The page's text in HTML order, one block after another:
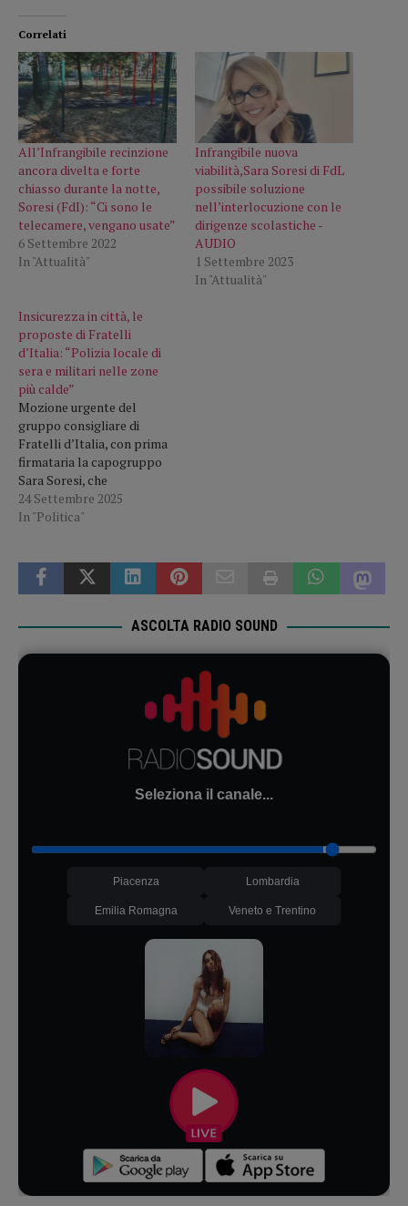
Correlati
All’Infrangibile recinzione
ancora divelta e forte
chiasso durante la notte,
Soresi (FdI): “Ci sono le
telecamere, vengano usate”
6 Settembre 2022
In "Attualità"
Infrangibile nuova
viabilità,Sara Soresi di FdL
possibile soluzione
nell’interlocuzione con le
dirigenze scolastiche -
AUDIO
1 Settembre 2023
In "Attualità"
Insicurezza in città, le
proposte di Fratelli
d’Italia: “Polizia locale di
sera e militari nelle zone
più calde”
Mozione urgente del
gruppo consigliare di
Fratelli d’Italia, con prima
firmataria la capogruppo
Sara Soresi, che
rappresenta un pacchetto
di soluzioni per affrontare
sicurezza a Piacenza. “La
mozione – afferma la
da un quadro ormai
episodi…
24 Settembre 2025
In "Politica"
ASCOLTA RADIO SOUND
Seleziona il canale...
Piacenza Lombardia
Emilia Romagna Veneto e Trentino